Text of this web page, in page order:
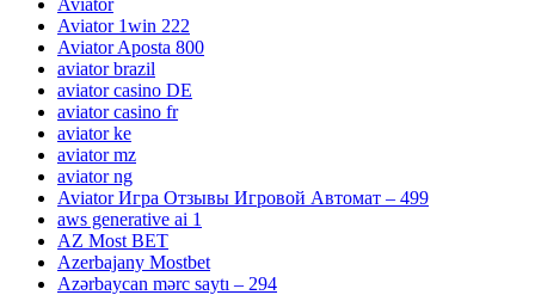
Aviator
Aviator 1win 222
Aviator Aposta 800
aviator brazil
aviator casino DE
aviator casino fr
aviator ke
aviator mz
aviator ng
Aviator Игра Отзывы Игровой Автомат – 499
aws generative ai 1
AZ Most BET
Azerbajany Mostbet
Azərbaycan mərc saytı – 294